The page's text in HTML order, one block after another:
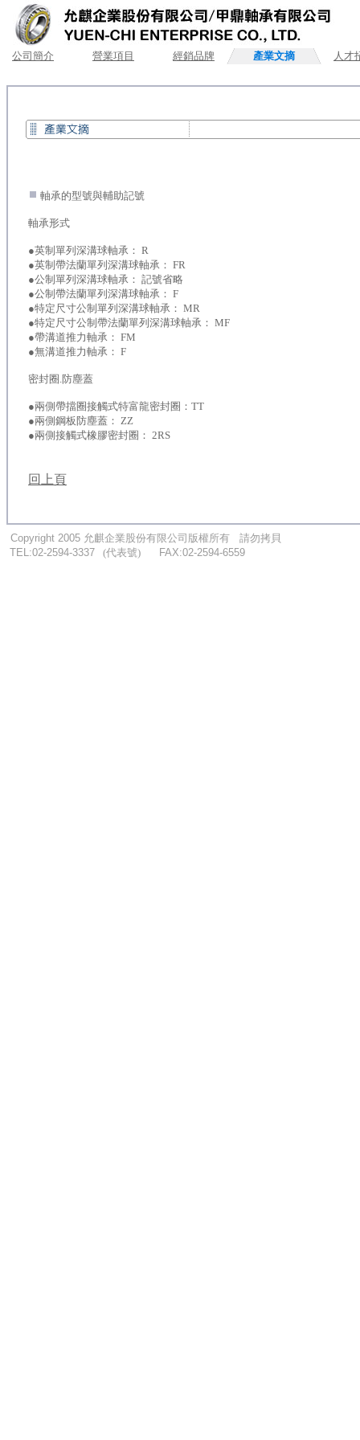
公司簡介 營業項目 經銷品牌 產業文摘 人才
軸承的型號與輔助記號
軸承形式
●英制單列深溝球軸承： R
●英制帶法蘭單列深溝球軸承： FR
●公制單列深溝球軸承： 記號省略
●公制帶法蘭單列深溝球軸承： F
●特定尺寸公制單列深溝球軸承： MR
●特定尺寸公制帶法蘭單列深溝球軸承： MF
●帶溝道推力軸承： FM
●無溝道推力軸承： F
密封圈.防塵蓋
●兩側帶擋圈接觸式特富龍密封圈：TT
●兩側鋼板防塵蓋： ZZ
●兩側接觸式橡膠密封圈： 2RS
回上頁
Copyright 2005 允麒企業股份有限公司版權所有
請勿拷貝
TEL:02-2594-3337 (代表號) FAX:02-2594-6559